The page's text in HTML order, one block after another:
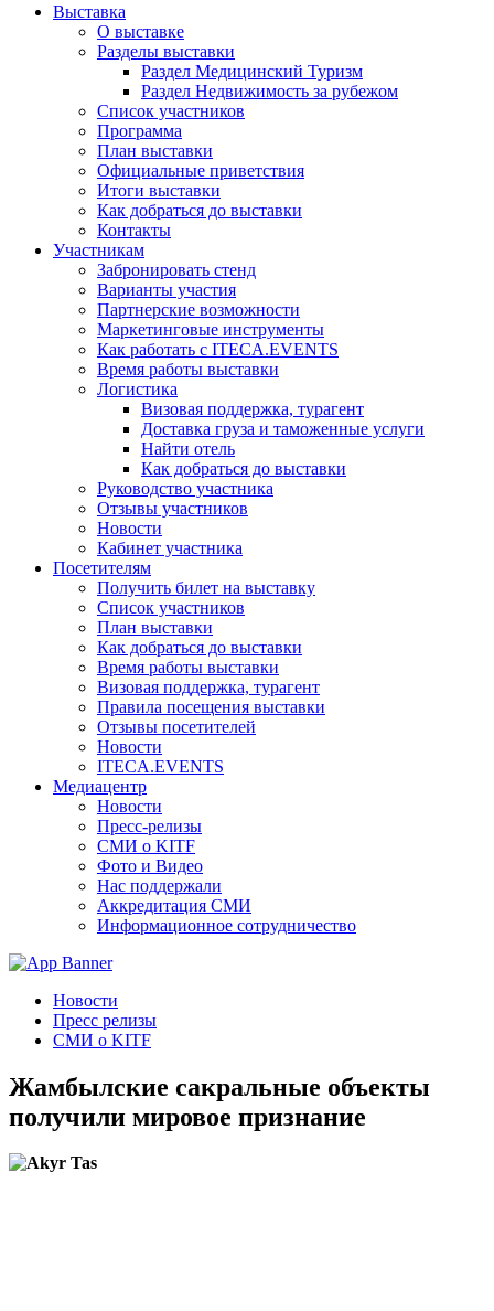
Выставка
О выставке
Разделы выставки
Раздел Медицинский Туризм
Раздел Недвижимость за рубежом
Список участников
Программа
План выставки
Официальные приветствия
Итоги выставки
Как добраться до выставки
Контакты
Участникам
Забронировать стенд
Варианты участия
Партнерские возможности
Маркетинговые инструменты
Как работать с ITECA.EVENTS
Время работы выставки
Логистика
Визовая поддержка, турагент
Доставка груза и таможенные услуги
Найти отель
Как добраться до выставки
Руководство участника
Отзывы участников
Новости
Кабинет участника
Посетителям
Получить билет на выставку
Список участников
План выставки
Как добраться до выставки
Время работы выставки
Визовая поддержка, турагент
Правила посещения выставки
Отзывы посетителей
Новости
ITECA.EVENTS
Медиацентр
Новости
Пресс-релизы
СМИ о KITF
Фото и Видео
Нас поддержали
Аккредитация СМИ
Информационное сотрудничество
Новости
Пресс релизы
СМИ о KITF
Жамбылские сакральные объекты
получили мировое признание